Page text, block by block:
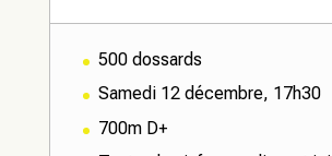
500 dossards
Samedi 12 décembre, 17h30
700m D+